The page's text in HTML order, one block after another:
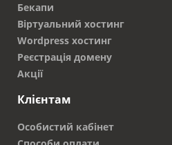
Бекапи
Віртуальний хостинг
Wordpress хостинг
Реєстрація домену
Акції
Клієнтам
Особистий кабінет